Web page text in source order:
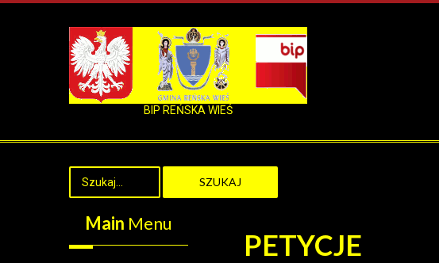
BIP REŃSKA WIEŚ
SZUKAJ
PETYCJE
Main Menu